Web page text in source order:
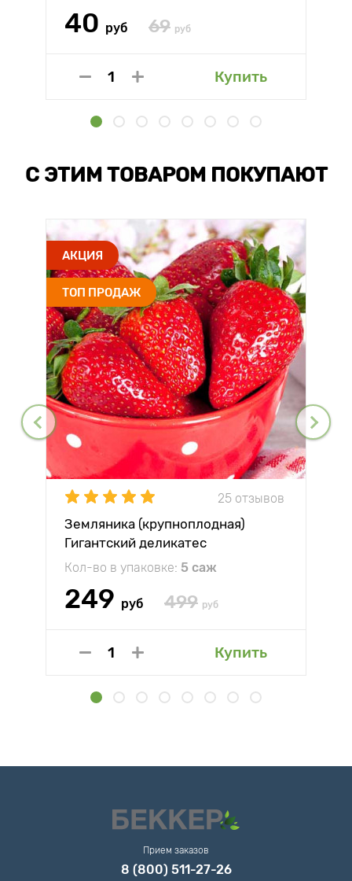
40 руб 69 руб
Купить
С ЭТИМ ТОВАРОМ ПОКУПАЮТ
АКЦИЯ
ТОП ПРОДАЖ
25 отзывов
Земляника (крупноплодная)
Гигантский деликатес
Кол-во в упаковке: 5 саж
249 руб 499 руб
Купить
Прием заказов
8 (800) 511-27-26